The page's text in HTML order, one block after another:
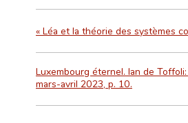
« Léa et la théorie des systèmes
Luxembourg éternel. Ian de
mars-avril 2023, p. 10.